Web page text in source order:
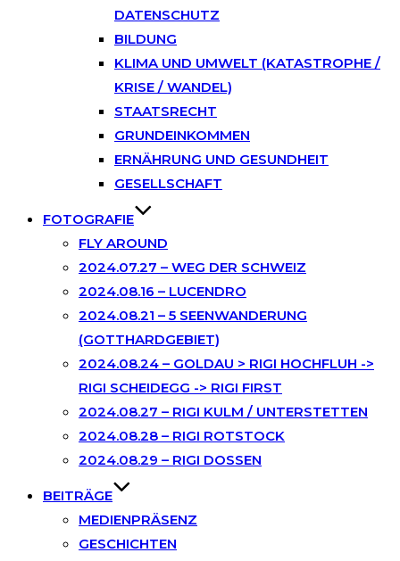
DATENSCHUTZ
BILDUNG
KLIMA UND UMWELT (KATASTROPHE /
KRISE / WANDEL)
STAATSRECHT
GRUNDEINKOMMEN
ERNÄHRUNG UND GESUNDHEIT
GESELLSCHAFT
FOTOGRAFIE
FLY AROUND
2024.07.27 – WEG DER SCHWEIZ
2024.08.16 – LUCENDRO
2024.08.21 – 5 SEENWANDERUNG
(GOTTHARDGEBIET)
2024.08.24 – GOLDAU > RIGI HOCHFLUH ->
RIGI SCHEIDEGG -> RIGI FIRST
2024.08.27 – RIGI KULM / UNTERSTETTEN
2024.08.28 – RIGI ROTSTOCK
2024.08.29 – RIGI DOSSEN
BEITRÄGE
MEDIENPRÄSENZ
GESCHICHTEN